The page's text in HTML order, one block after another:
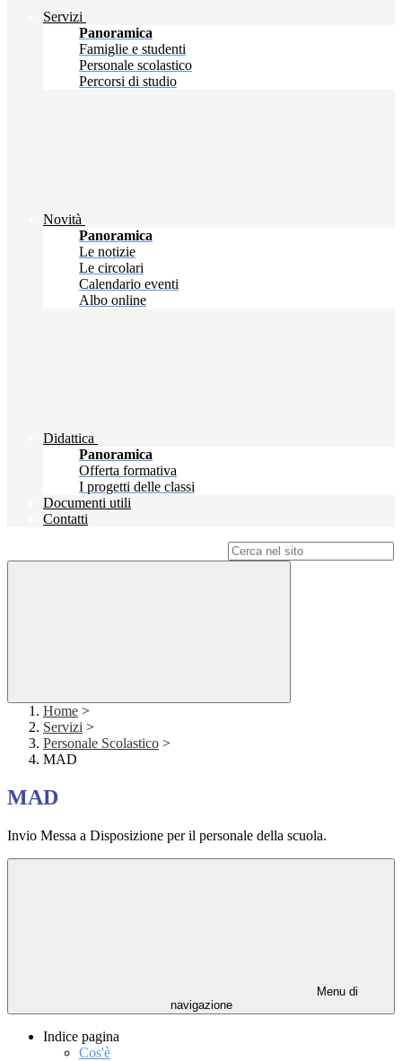
Servizi
Panoramica
Famiglie e studenti
Personale scolastico
Percorsi di studio
Novità
Panoramica
Le notizie
Le circolari
Calendario eventi
Albo online
Didattica
Panoramica
Offerta formativa
I progetti delle classi
Documenti utili
Contatti
Home >
Servizi >
Personale Scolastico >
MAD
MAD
Invio Messa a Disposizione per il personale della scuola.
Menu di
navigazione
Indice pagina
Cos'è